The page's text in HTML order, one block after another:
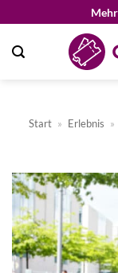
springen
Start » Erlebnis »